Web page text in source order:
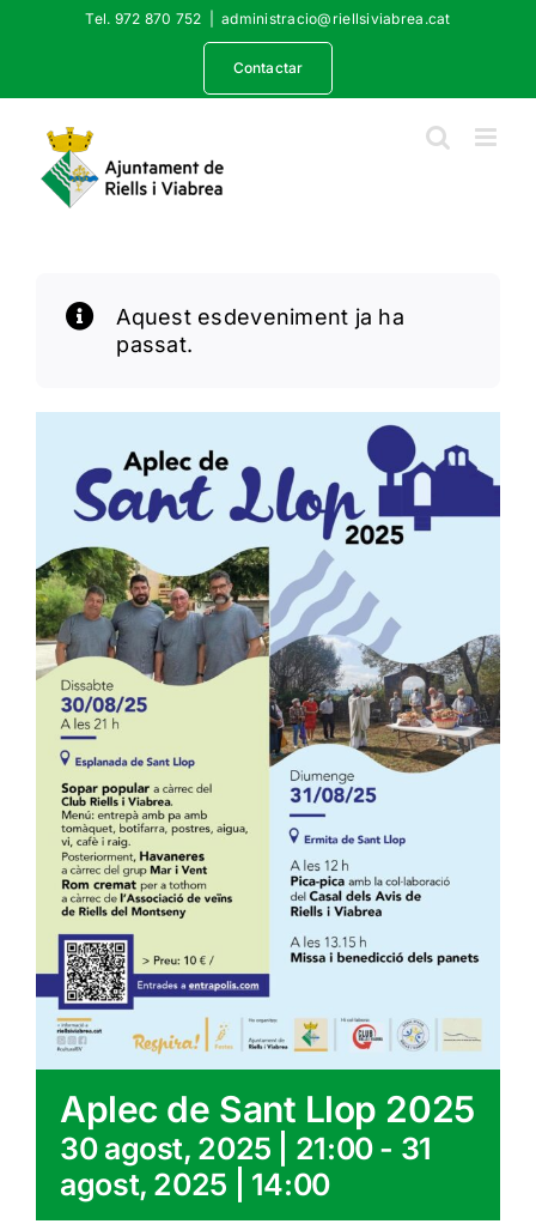
Tel. 972 870 752 administracio@riellsiviabrea.cat
Contactar
Aquest esdeveniment ja ha
passat.
Aplec de Sant Llop 2025
30 agost, 2025 | 21:00- 31
agost, 2025 | 14:00